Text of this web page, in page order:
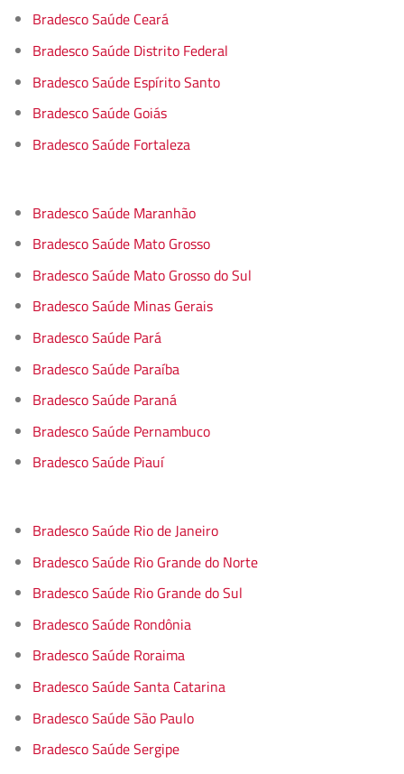
Bradesco Saúde Ceará
Bradesco Saúde Distrito Federal
Bradesco Saúde Espírito Santo
Bradesco Saúde Goiás
Bradesco Saúde Fortaleza
Bradesco Saúde Maranhão
Bradesco Saúde Mato Grosso
Bradesco Saúde Mato Grosso do Sul
Bradesco Saúde Minas Gerais
Bradesco Saúde Pará
Bradesco Saúde Paraíba
Bradesco Saúde Paraná
Bradesco Saúde Pernambuco
Bradesco Saúde Piauí
Bradesco Saúde Rio de Janeiro
Bradesco Saúde Rio Grande do Norte
Bradesco Saúde Rio Grande do Sul
Bradesco Saúde Rondônia
Bradesco Saúde Roraima
Bradesco Saúde Santa Catarina
Bradesco Saúde São Paulo
Bradesco Saúde Sergipe